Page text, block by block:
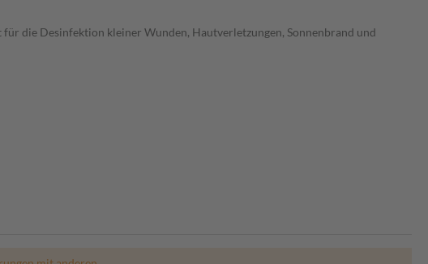
die Desinfektion kleiner Wunden, Hautverletzungen, Sonnenbrand und